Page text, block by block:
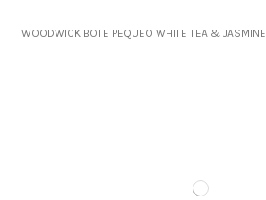
WOODWICK BOTE PEQUEO WHITE TEA & JASMINE